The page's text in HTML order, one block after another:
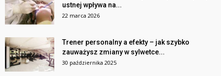
ustnej wpływa na...
22 marca 2026
Trener personalny a efekty – jak szybko
zauważysz zmiany w sylwetce...
30 października 2025